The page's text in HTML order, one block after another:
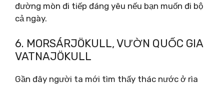
đường mòn đi tiếp đáng yêu nếu bạn muốn đi bộ
cả ngày.
6. MORSÁRJÖKULL, VƯỜN QUỐC GIA
VATNAJÖKULL
Gần đây người ta mới tìm thấy thác nước ở rìa